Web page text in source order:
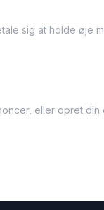
sig at holde øje
eller opret